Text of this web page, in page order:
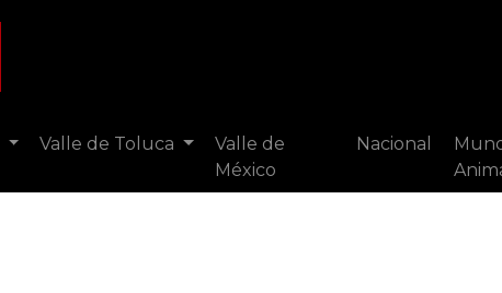
Valle de Toluca
Valle de
México
Nacional